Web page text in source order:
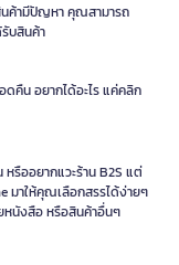
นค้ามีปัญหา คุณสามารถ
บสินค้า
คืน อยากได้อะไร แค่คลิก
รืออยากแวะร้าน B2S แต่
มาให้คุณเลือกสรรได้ง่ายๆ
หนังสือ หรือสินค้าอื่นๆ